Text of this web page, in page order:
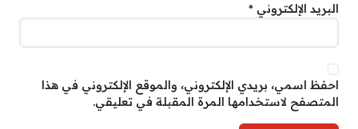
البريد الإلكتروني *
احفظ اسمي، بريدي الإلكتروني، والموقع الإلكتروني في هذا
المتصفح لاستخدامها المرة المقبلة في تعليقي.